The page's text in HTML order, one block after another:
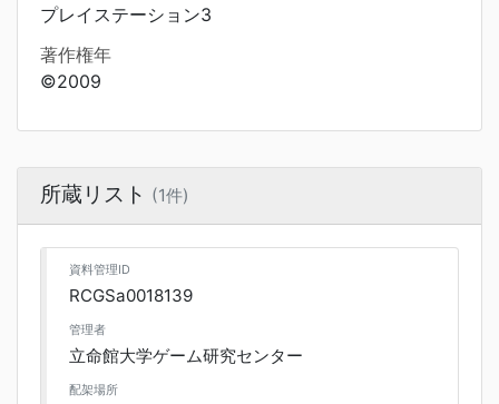
プレイステーション3
著作権年
©2009
所蔵リスト (1件)
資料管理ID
RCGSa0018139
管理者
立命館大学ゲーム研究センター
配架場所